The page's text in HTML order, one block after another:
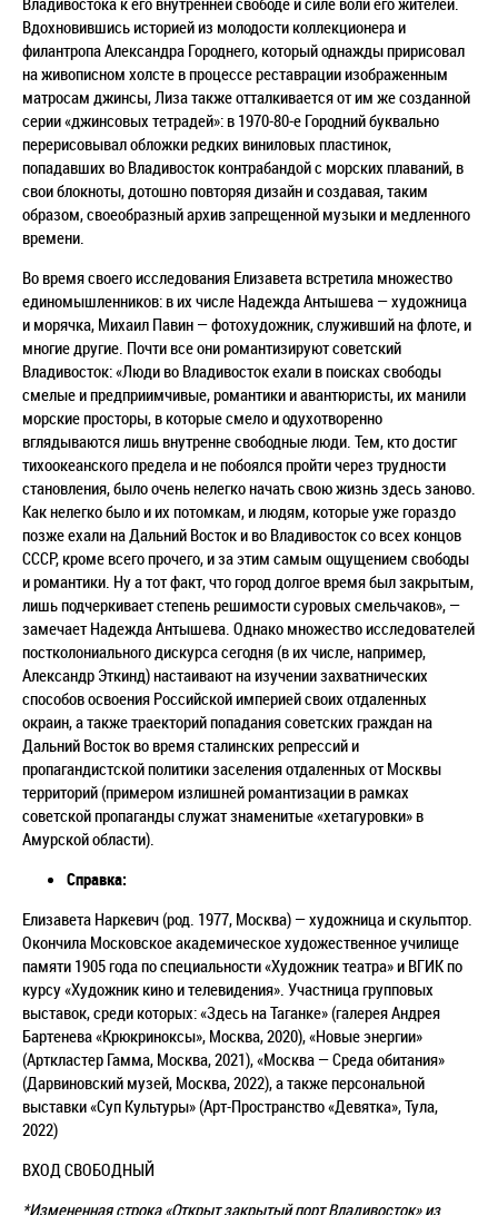
Вдохновившись историей из молодости коллекционера и
филантропа Александра Городнего, который однажды пририсовал
на живописном холсте в процессе реставрации изображенным
матросам джинсы, Лиза также отталкивается от им же созданной
серии «джинсовых тетрадей»: в 1970-80-е Городний буквально
перерисовывал обложки редких виниловых пластинок,
попадавших во Владивосток контрабандой с морских плаваний, в
свои блокноты, дотошно повторяя дизайн и создавая, таким
образом, своеобразный архив запрещенной музыки и медленного
времени.
Во время своего исследования Елизавета встретила множество
единомышленников: в их числе Надежда Антышева — художница
и морячка, Михаил Павин — фотохудожник, служивший на флоте, и
многие другие. Почти все они романтизируют советский
Владивосток: «Люди во Владивосток ехали в поисках свободы
смелые и предприимчивые, романтики и авантюристы, их манили
морские просторы, в которые смело и одухотворенно
вглядываются лишь внутренне свободные люди. Тем, кто достиг
тихоокеанского предела и не побоялся пройти через трудности
становления, было очень нелегко начать свою жизнь здесь заново.
Как нелегко было и их потомкам, и людям, которые уже гораздо
позже ехали на Дальний Восток и во Владивосток со всех концов
СССР, кроме всего прочего, и за этим самым ощущением свободы
и романтики. Ну а тот факт, что город долгое время был закрытым,
лишь подчеркивает степень решимости суровых смельчаков», —
замечает Надежда Антышева. Однако множество исследователей
постколониального дискурса сегодня (в их числе, например,
Александр Эткинд) настаивают на изучении захватнических
способов освоения Российской империей своих отдаленных
окраин, а также траекторий попадания советских граждан на
Дальний Восток во время сталинских репрессий и
пропагандистской политики заселения отдаленных от Москвы
территорий (примером излишней романтизации в рамках
советской пропаганды служат знаменитые «хетагуровки» в
Амурской области).
Справка:
Елизавета Наркевич (род. 1977, Москва) — художница и скульптор.
Окончила Московское академическое художественное училище
памяти 1905 года по специальности «Художник театра» и ВГИК по
курсу «Художник кино и телевидения». Участница групповых
выставок, среди которых: «Здесь на Таганке» (галерея Андрея
Бартенева «Крюкриноксы», Москва, 2020), «Новые энергии»
(Арткластер Гамма, Москва, 2021), «Москва — Среда обитания»
(Дарвиновский музей, Москва, 2022), а также персональной
выставки «Суп Культуры» (Арт-Пространство «Девятка», Тула,
2022)
ВХОД СВОБОДНЫЙ
*Измененная строка «Открыт закрытый порт Владивосток» из